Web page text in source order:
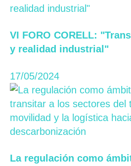
VI FORO CORELL:
y realidad industrial"
17/05/2024
La regulación como